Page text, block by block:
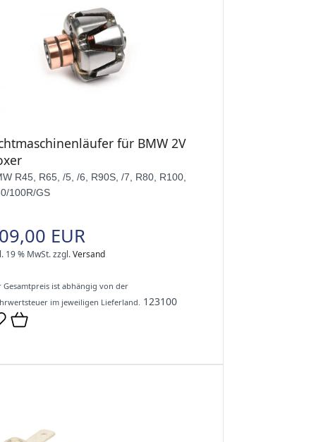
für BMW 2V
R45, R65, /5, /6, R90S, /7, R80, R100,
100R/GS
EUR
19 % MwSt.zzgl.Versand
Gesamtpreis ist abhängig von der
im jeweiligen Lieferland. 123100